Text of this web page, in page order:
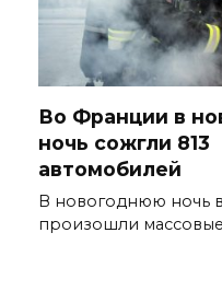
Во Франции в
ночь сожгли 813
автомобилей
В новогоднюю ночь
произошли